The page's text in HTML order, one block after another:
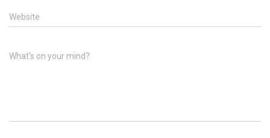
Website
What's on your mind?